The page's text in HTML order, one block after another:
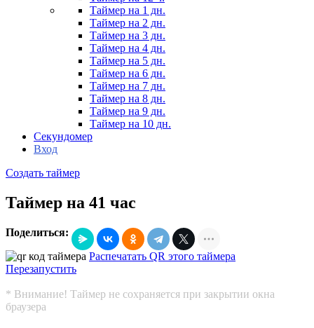
Таймер на 1 дн.
Таймер на 2 дн.
Таймер на 3 дн.
Таймер на 4 дн.
Таймер на 5 дн.
Таймер на 6 дн.
Таймер на 7 дн.
Таймер на 8 дн.
Таймер на 9 дн.
Таймер на 10 дн.
Секундомер
Вход
Создать таймер
Таймер на 41 час
Поделиться:
Распечатать QR этого таймера
Перезапустить
* Внимание! Таймер не сохраняется при закрытии окна
браузера